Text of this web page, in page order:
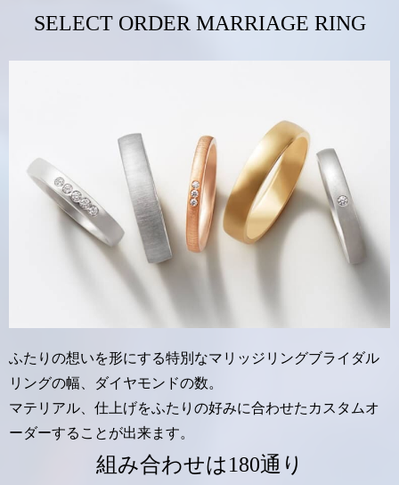
SELECT ORDER MARRIAGE RING
ふたりの想いを形にする特別なマリッジリングブライダル
リングの幅、ダイヤモンドの数。
マテリアル、仕上げをふたりの好みに合わせたカスタムオ
ーダーすることが出来ます。
組み合わせは180通り